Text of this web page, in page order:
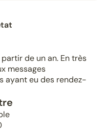
de un an. En très
messages
ayant eu des rendez-